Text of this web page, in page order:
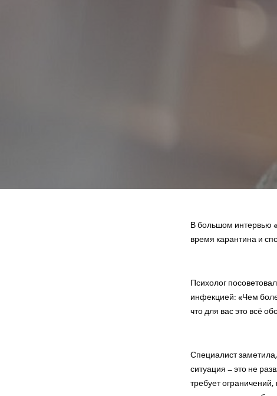
В большом интервью
время карантина и
Психолог
инфекцией: «Чем
что для вас это всё
Специалист
ситуация – это не
требует